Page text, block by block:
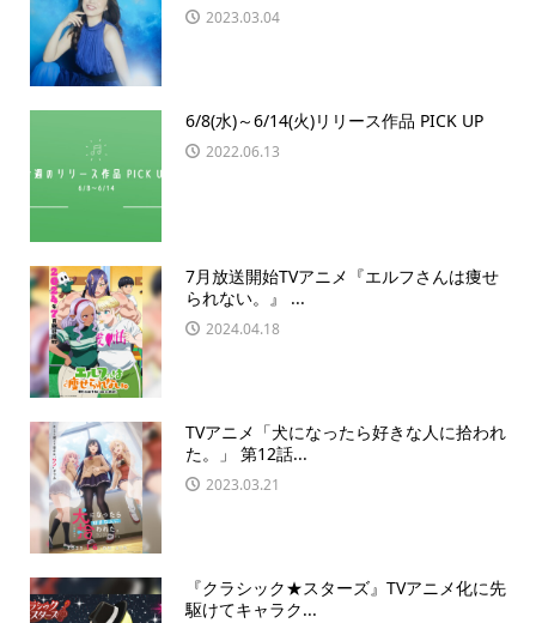
2023.03.04
6/8(水)～6/14(火)リリース作品 PICK UP
2022.06.13
7月放送開始TVアニメ『エルフさんは痩せ
られない。』 ...
2024.04.18
TVアニメ「犬になったら好きな人に拾われ
た。」 第12話...
2023.03.21
『クラシック★スターズ』TVアニメ化に先
駆けてキャラク...